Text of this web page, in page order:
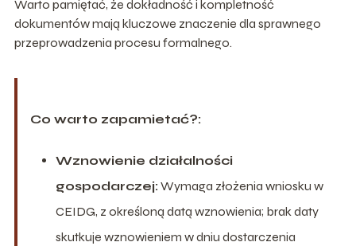
Warto pamiętać, że dokładność i kompletność
dokumentów mają kluczowe znaczenie dla sprawnego
przeprowadzenia procesu formalnego.
Co warto zapamietać?:
Wznowienie działalności
gospodarczej: Wymaga złożenia wniosku w
CEIDG, z określoną datą wznowienia; brak daty
skutkuje wznowieniem w dniu dostarczenia